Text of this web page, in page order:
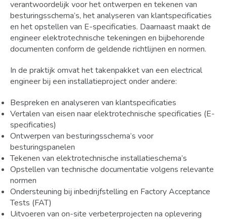
verantwoordelijk voor het ontwerpen en tekenen van
besturingsschema’s, het analyseren van klantspecificaties
en het opstellen van E-specificaties. Daarnaast maakt de
engineer elektrotechnische tekeningen en bijbehorende
documenten conform de geldende richtlijnen en normen.
In de praktijk omvat het takenpakket van een electrical
engineer bij een installatieproject onder andere:
Bespreken en analyseren van klantspecificaties
Vertalen van eisen naar elektrotechnische specificaties (E-
specificaties)
Ontwerpen van besturingsschema’s voor
besturingspanelen
Tekenen van elektrotechnische installatieschema’s
Opstellen van technische documentatie volgens relevante
normen
Ondersteuning bij inbedrijfstelling en Factory Acceptance
Tests (FAT)
Uitvoeren van on-site verbeterprojecten na oplevering